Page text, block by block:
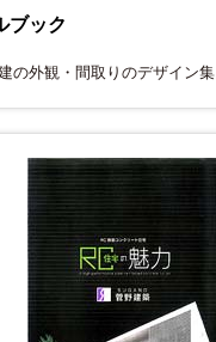
ブック
の外観・間取りのデザイン集